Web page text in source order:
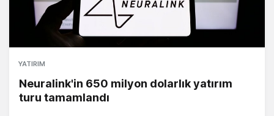
YATIRIM
Neuralink'in 650 milyon dolarlık yatırım
turu tamamlandı